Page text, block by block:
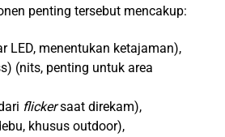
penting tersebut mencakup:
LED, menentukan ketajaman),
(nits, penting untuk area
flickersaat direkam),
khusus outdoor),